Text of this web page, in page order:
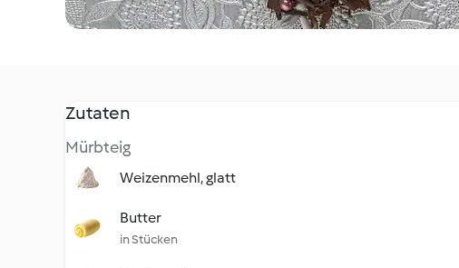
Zutaten
Mürbteig
Weizenmehl, glatt
Butter
in Stücken